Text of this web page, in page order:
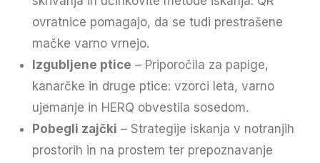
ovratnice pomagajo, da se tudi prestrašene
mačke varno vrnejo.
Izgubljene ptice – Priporočila za papige,
kanarčke in druge ptice: vzorci leta, varno
ujemanje in HERQ obvestila sosedom.
Pobegli zajčki – Strategije iskanja v notranjih
prostorih in na prostem ter prepoznavanje